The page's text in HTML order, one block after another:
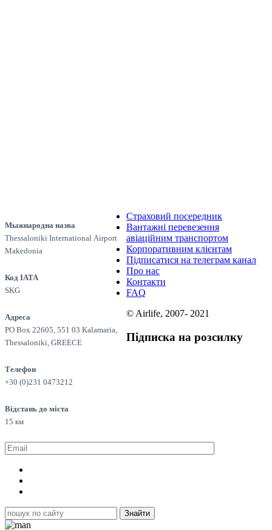
Мыжнародна назва
Thessaloniki International Аirport
Makedonia
Код ІАТА
SKG
Адреса
PO Box 22605, 551 03 Kalamaria,
Thessaloniki, GREECE
Телефон
+30 (0)231 0473212
Відстань до міста
15 км
Страховий посередник
Вантажні перевезення
авіаційним транспортом
Корпоративним клієнтам
Підписатися на телеграм канал
Про нас
Контакти
FAQ
© Airlife, 2007- 2021
Підписка на розсилку